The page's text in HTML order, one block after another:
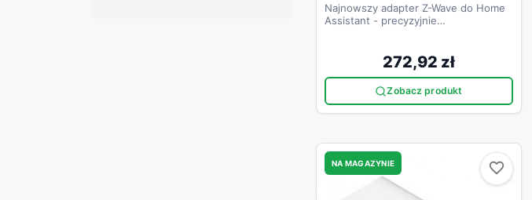
Najnowszy adapter Z-Wave do Home
Assistant - precyzyjnie
272,92 zł
Zobacz produkt
NA MAGAZYNIE favorite_border
favorite_border